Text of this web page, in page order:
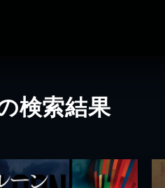
検索結果